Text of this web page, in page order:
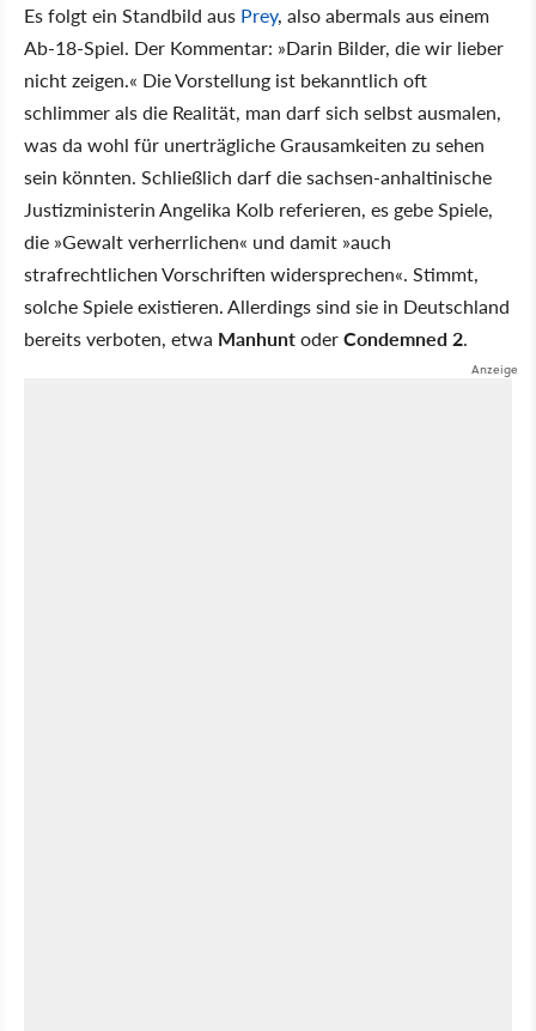
Es folgt ein Standbild aus Prey, also abermals aus einem
Ab-18-Spiel. Der Kommentar: »Darin Bilder, die wir lieber
nicht zeigen.« Die Vorstellung ist bekanntlich oft
schlimmer als die Realität, man darf sich selbst ausmalen,
was da wohl für unerträgliche Grausamkeiten zu sehen
sein könnten. Schließlich darf die sachsen-anhaltinische
Justizministerin Angelika Kolb referieren, es gebe Spiele,
die »Gewalt verherrlichen« und damit »auch
strafrechtlichen Vorschriften widersprechen«. Stimmt,
solche Spiele existieren. Allerdings sind sie in Deutschland
bereits verboten, etwa ManhuntoderCondemned 2.